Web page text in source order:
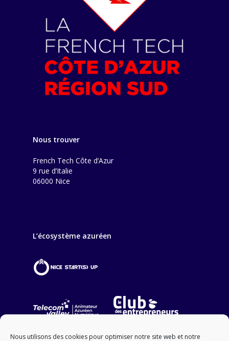
Nous utilisons des cookies pour optimiser notre site web et notre
Nous trouver
French Tech Côte d’Azur
9 rue d’Italie
06000 Nice
L’écosystème azuréen